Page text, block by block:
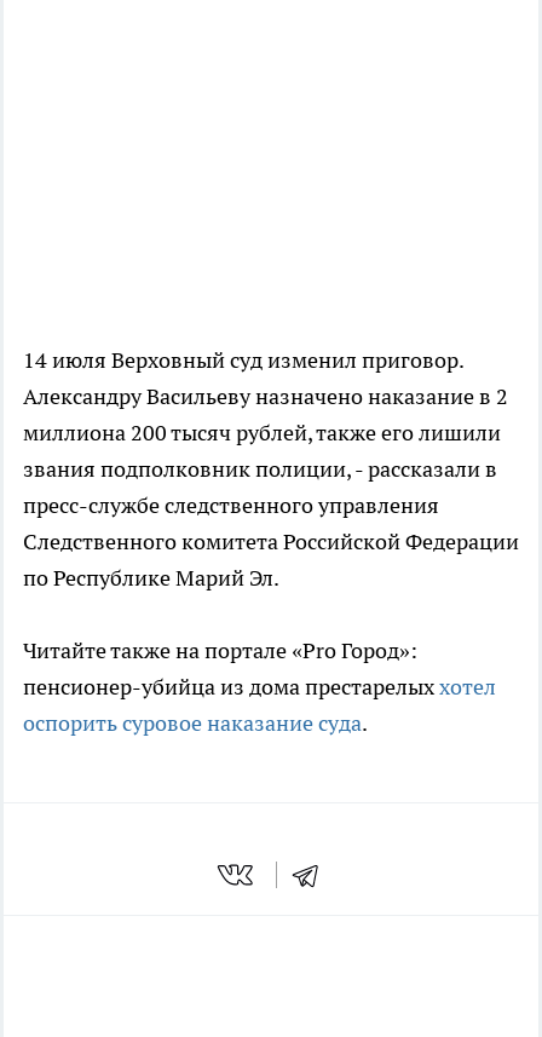
14 июля Верховный суд изменил приговор.
Александру Васильеву назначено наказание в 2
миллиона 200 тысяч рублей, также его лишили
звания подполковник полиции, - рассказали в
пресс-службе следственного управления
Следственного комитета Российской Федерации
по Республике Марий Эл.
Читайте также на портале «Pro Город»:
пенсионер-убийца из дома престарелыххотел
оспорить суровое наказание суда.